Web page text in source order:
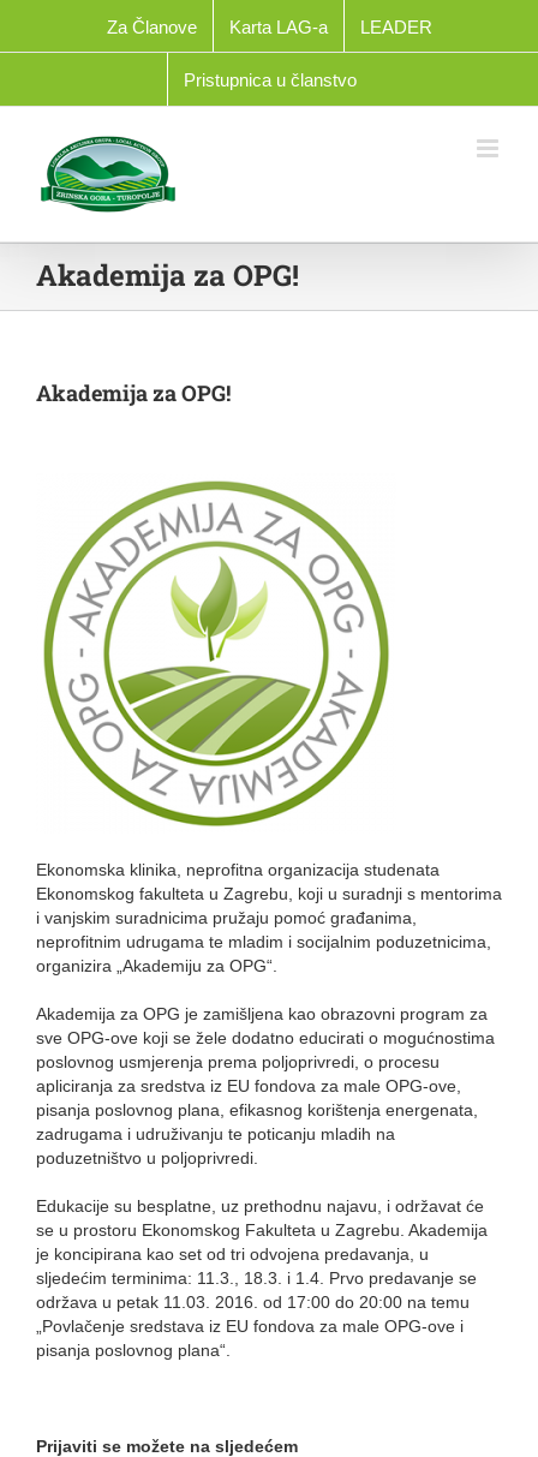
content
Za Članove Karta LAG-a LEADER
Pristupnica u članstvo
Akademija za OPG!
Akademija za OPG!
Ekonomska klinika, neprofitna organizacija studenata
Ekonomskog fakulteta u Zagrebu, koji u suradnji s mentorima
i vanjskim suradnicima pružaju pomoć građanima,
neprofitnim udrugama te mladim i socijalnim poduzetnicima,
organizira „Akademiju za OPG“.
Akademija za OPG je zamišljena kao obrazovni program za
sve OPG-ove koji se žele dodatno educirati o mogućnostima
poslovnog usmjerenja prema poljoprivredi, o procesu
apliciranja za sredstva iz EU fondova za male OPG-ove,
pisanja poslovnog plana, efikasnog korištenja energenata,
zadrugama i udruživanju te poticanju mladih na
poduzetništvo u poljoprivredi.
Edukacije su besplatne, uz prethodnu najavu, i održavat će
se u prostoru Ekonomskog Fakulteta u Zagrebu. Akademija
je koncipirana kao set od tri odvojena predavanja, u
sljedećim terminima: 11.3., 18.3. i 1.4. Prvo predavanje se
održava u petak 11.03. 2016. od 17:00 do 20:00 na temu
„Povlačenje sredstava iz EU fondova za male OPG-ove i
pisanja poslovnog plana“.
Prijaviti se možete na sljedećem